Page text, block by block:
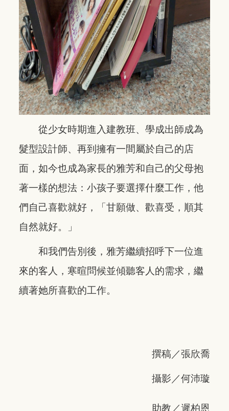
從少女時期進入建教班、學成出師成為
髮型設計師、再到擁有一間屬於自己的店
面，如今也成為家長的雅芳和自己的父母抱
著一樣的想法：小孩子要選擇什麼工作，他
們自己喜歡就好，「甘願做、歡喜受，順其
自然就好。」
和我們告別後，雅芳繼續招呼下一位進
來的客人，寒暄問候並傾聽客人的需求，繼
續著她所喜歡的工作。
撰稿／張欣喬
攝影／何沛璇
助教／遲柏恩